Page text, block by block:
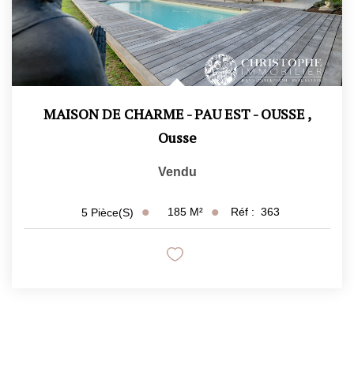
MAISON DE CHARME - PAU EST - OUSSE,
Ousse
Vendu
5 Pièce(s) 185 M² Réf : 363